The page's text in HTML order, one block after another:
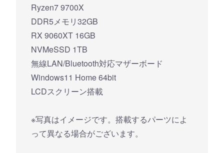
Ryzen7 9700X
DDR5メモリ32GB
RX 9060XT 16GB
NVMeSSD 1TB
無線LAN/Bluetooth対応マザーボード
Windows11 Home 64bit
LCDスクリーン搭載
※写真はイメージです。搭載するパーツによ
って異なる場合がございます。